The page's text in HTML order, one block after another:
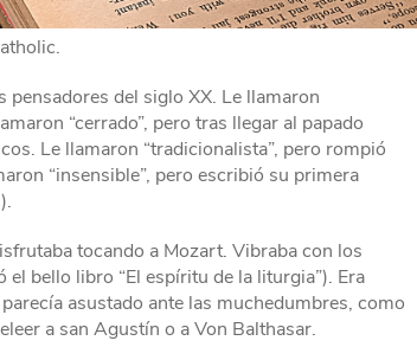
del siglo XX. Le llamaron
“cerrado”, pero tras llegar al papado
Le llamaron “tradicionalista”, pero rompió
“insensible”, pero escribió su primera
tocando a Mozart. Vibraba con los
bello libro “El espíritu de la liturgia”). Era
asustado ante las muchedumbres, como
a san Agustín o a Von Balthasar.